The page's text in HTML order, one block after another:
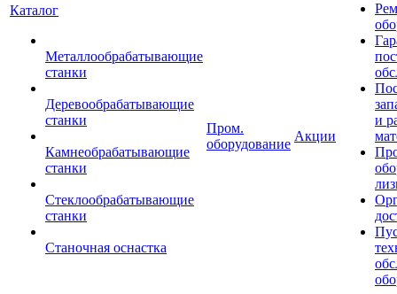
Каталог
Металлообрабатывающие
станки
Деревообрабатывающие
станки
Камнеобрабатывающие
станки
Стеклообрабатывающие
станки
Станочная оснастка
Пром.
оборудование
Акции
и